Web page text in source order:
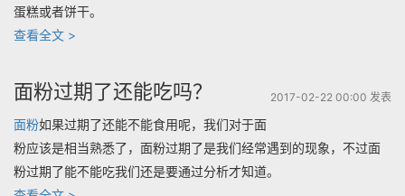
么
呢？”
蛋糕或者饼干。
查看全文 >
粉
是
低
筋
面
面粉过期了还能吃吗？ 2017-02-22 00:00 发表
面粉如果过期了还能不能食用呢，我们对于面
粉应该是相当熟悉了，面粉过期了是我们经常遇到的现象，不过面
粉过期了能不能吃我们还是要通过分析才知道。